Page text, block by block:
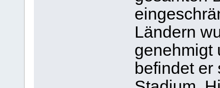
Ländern
genehmigt
befindet er